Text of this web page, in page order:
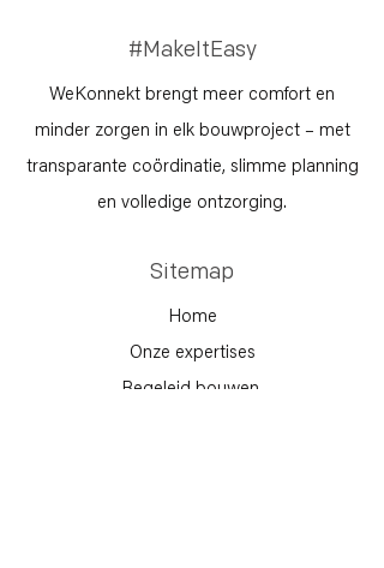
#MakeItEasy
WeKonnekt brengt meer comfort en
minder zorgen in elk bouwproject – met
transparante coördinatie, slimme planning
en volledige ontzorging.
Sitemap
Home
Onze expertises
Begeleid bouwen